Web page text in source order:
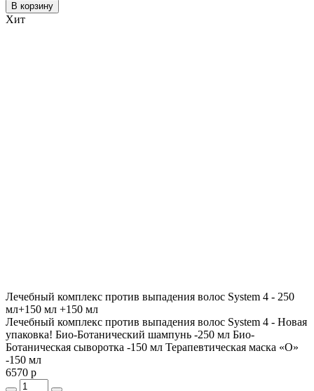
В корзину
Хит
Лечебный комплекс против выпадения волос System 4 - 250
мл+150 мл +150 мл
Лечебный комплекс против выпадения волос System 4 - Новая
упаковка! Био-Ботанический шампунь -250 мл Био-
Ботаническая сыворотка -150 мл Терапевтическая маска «О»
-150 мл
6570 р